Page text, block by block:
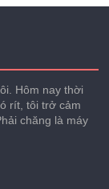
Hôm nay thời
rít, tôi trở cảm
chăng là máy